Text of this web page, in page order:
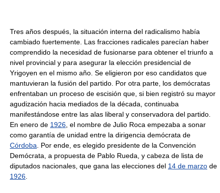
Tres años después, la situación interna del radicalismo había
cambiado fuertemente. Las fracciones radicales parecían haber
comprendido la necesidad de fusionarse para obtener el triunfo a
nivel provincial y para asegurar la elección presidencial de
Yrigoyen en el mismo año. Se eligieron por eso candidatos que
mantuvieran la fusión del partido. Por otra parte, los demócratas
enfrentaban un proceso de escisión que, si bien registró su mayor
agudización hacia mediados de la década, continuaba
manifestándose entre las alas liberal y conservadora del partido.
En enero de 1926, el nombre de Julio Roca empezaba a sonar
como garantía de unidad entre la dirigencia demócrata de
Córdoba. Por ende, es elegido presidente de la Convención
Demócrata, a propuesta de Pablo Rueda, y cabeza de lista de
diputados nacionales, que gana las elecciones del 14 de marzo de
1926.